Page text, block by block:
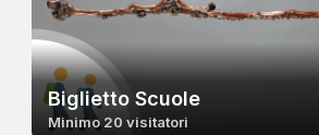
Biglietto Scuole
Minimo 20 visitatori